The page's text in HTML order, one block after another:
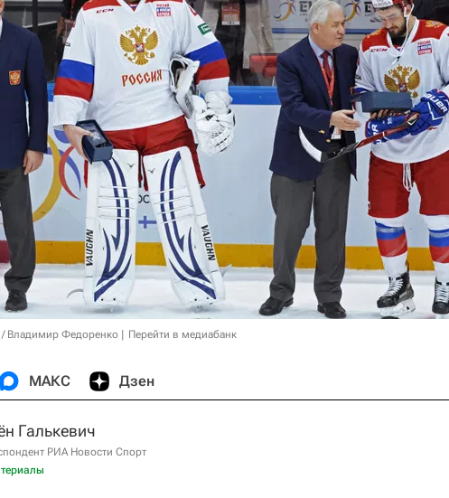
Владимир Федоренко Перейти в медиабанк
МАКС Дзен
Галькевич
РИА Новости Спорт